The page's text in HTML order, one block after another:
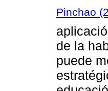
Pinchao
de la
puede